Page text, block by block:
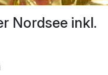
Nordsee inkl.